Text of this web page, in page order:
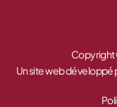
Copyright
Un site web développé